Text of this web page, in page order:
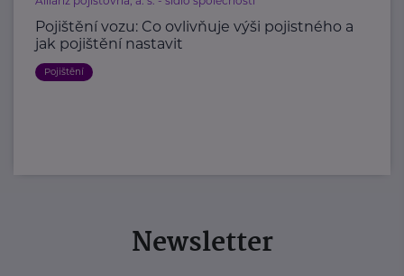
Pojištění vozu: Co ovlivňuje výši pojistného a
jak pojištění nastavit
Pojištění
Newsletter